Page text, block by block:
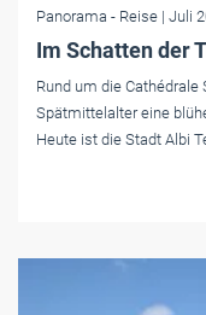
Panorama - Reise | Juli
Im Schatten der
Rund um die
Spätmittelalter eine
Heute ist die Stadt Albi